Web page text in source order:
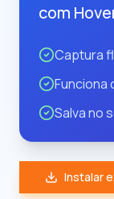
com
Captura
Funciona
Salva no
Instalar